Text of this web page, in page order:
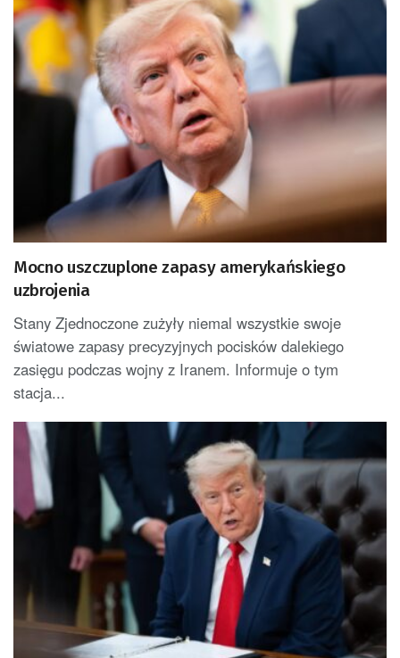
Mocno uszczuplone zapasy amerykańskiego
uzbrojenia
Stany Zjednoczone zużyły niemal wszystkie swoje
światowe zapasy precyzyjnych pocisków dalekiego
zasięgu podczas wojny z Iranem. Informuje o tym
stacja...